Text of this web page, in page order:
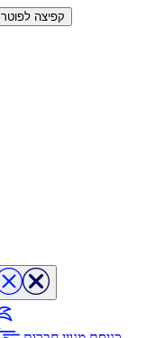
קפיצה לפוטר